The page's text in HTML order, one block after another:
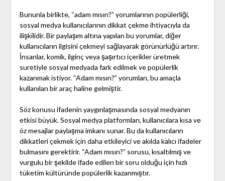
Bununla birlikte, “adam mısın?” yorumlarının popülerliği,
sosyal medya kullanıcılarının dikkat çekme ihtiyacıyla da
ilişkilidir. Bir paylaşım altına yapılan bu yorumlar, diğer
kullanıcıların ilgisini çekmeyi sağlayarak görünürlüğü artırır.
İnsanlar, komik, ilginç veya şaşırtıcı içerikler üretmek
suretiyle sosyal medyada fark edilmek ve popülerlik
kazanmak istiyor. “Adam mısın?” yorumları, bu amaçla
kullanılan bir araç haline gelmiştir.
Söz konusu ifadenin yaygınlaşmasında sosyal medyanın
etkisi büyük. Sosyal medya platformları, kullanıcılara kısa ve
öz mesajlar paylaşma imkanı sunar. Bu da kullanıcıların
dikkatleri çekmek için daha etkileyici ve akılda kalıcı ifadeler
bulmasını gerektirir. “Adam mısın?” sorusu, kısaltılmış ve
vurgulu bir şekilde ifade edilen bir soru olduğu için hızlı
tüketim kültüründe popülerlik kazanmıştır.